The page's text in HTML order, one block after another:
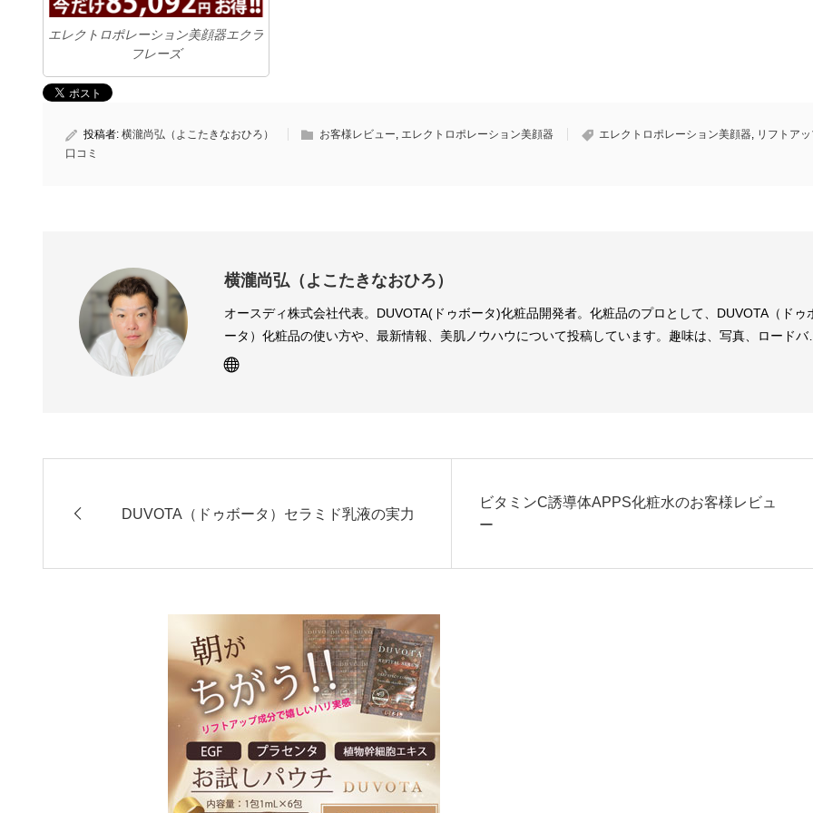
エレクトロポレーション美顔器エクラ
フレーズ
投稿者: 横瀧尚弘（よこたきなおひろ） お客様レビュー, エレクトロポレーション美顔器 エレクトロポレーション美顔器, リフトア
口コミ
横瀧尚弘（よこたきなおひろ）
オースディ株式会社代表。DUVOTA(ドゥボータ)化粧品開発者。化粧品のプロとして、DUVOTA（ドゥ
ータ）化粧品の使い方や、最新情報、美肌ノウハウについて投稿しています。趣味は、写真、ロードバイ
ク、水泳 、フルマラソン、動物好き。
DUVOTA（ドゥボータ）セラミド乳液の実力
ビタミンC誘導体APPS化粧水のお客様レビュ
ー